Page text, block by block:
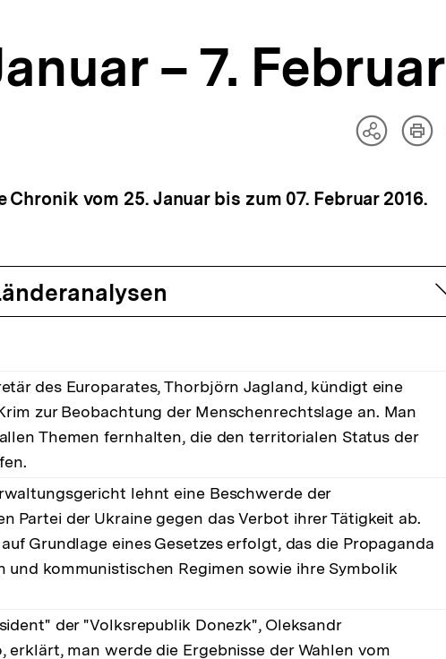
– 7.
Teilen
vom 25. Januar bis zum 07. Februar 2016.
des Europarates, Thorbjörn Jagland, kündigt eine
zur Beobachtung der Menschenrechtslage an. Man
Themen fernhalten, die den territorialen Status der
lehnt eine Beschwerde der
Partei der Ukraine gegen das Verbot ihrer Tätigkeit ab.
Grundlage eines Gesetzes erfolgt, das die Propaganda
und kommunistischen Regimen sowie ihre Symbolik
der "Volksrepublik Donezk", Oleksandr
erklärt, man werde die Ergebnisse der Wahlen vom